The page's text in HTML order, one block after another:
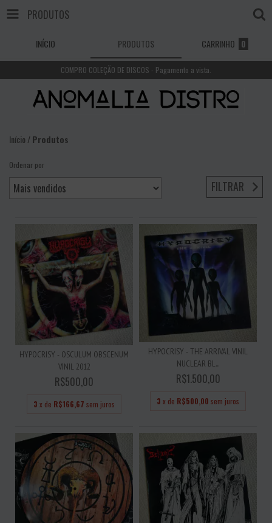
PRODUTOS
INÍCIO PRODUTOS CARRINHO 0
COMPRO COLEÇÃO DE DISCOS - Pagamento a vista.
Início /Produtos
Ordenar por
FILTRAR
HYPOCRISY - OSCULUM OBSCENUM
VINIL 2012
R$500,00
3 x de R$166,67 sem juros
HYPOCRISY - THE ARRIVAL VINIL
NUCLEAR BL...
R$1.500,00
3 x de R$500,00 sem juros